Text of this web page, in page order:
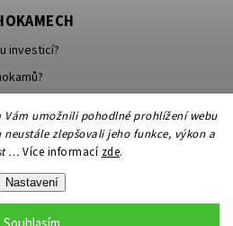
Vám umožnili pohodlné prohlížení webu
zlepšovali jeho funkce, výkon a
… Více informací zde.
Nastavení
investicí?